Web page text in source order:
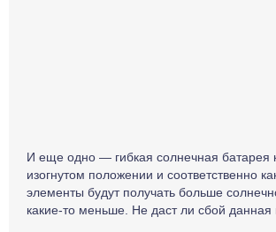
И еще одно — гибкая солнечная батарея
изогнутом положении и соответственно
элементы будут получать больше
какие-то меньше. Не даст ли сбой данная